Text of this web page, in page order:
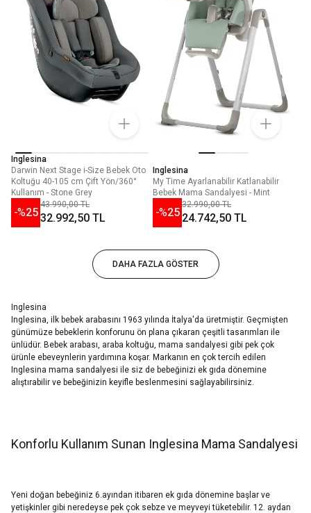
Inglesina
Darwin Next Stage i-Size Bebek Oto
Koltuğu 40-105 cm Çift Yön/360°
Kullanım - Stone Grey
-%25
43.990,00 TL
32.992,50 TL
Inglesina
My Time Ayarlanabilir Katlanabilir
Bebek Mama Sandalyesi - Mint
-%25
32.990,00 TL
24.742,50 TL
DAHA FAZLA GÖSTER
Inglesina
Inglesina, ilk bebek arabasını 1963 yılında İtalya'da üretmiştir. Geçmişten
günümüze bebeklerin konforunu ön plana çıkaran çeşitli tasarımları ile
ünlüdür. Bebek arabası, araba koltuğu, mama sandalyesi gibi pek çok
ürünle ebeveynlerin yardımına koşar. Markanın en çok tercih edilen
Inglesina mama sandalyesi ile siz de bebeğinizi ek gıda dönemine
alıştırabilir ve bebeğinizin keyifle beslenmesini sağlayabilirsiniz.
Konforlu Kullanım Sunan Inglesina Mama Sandalyesi
Yeni doğan bebeğiniz 6.ayından itibaren ek gıda dönemine başlar ve
yetişkinler gibi neredeyse pek çok sebze ve meyveyi tüketebilir. 12. aydan